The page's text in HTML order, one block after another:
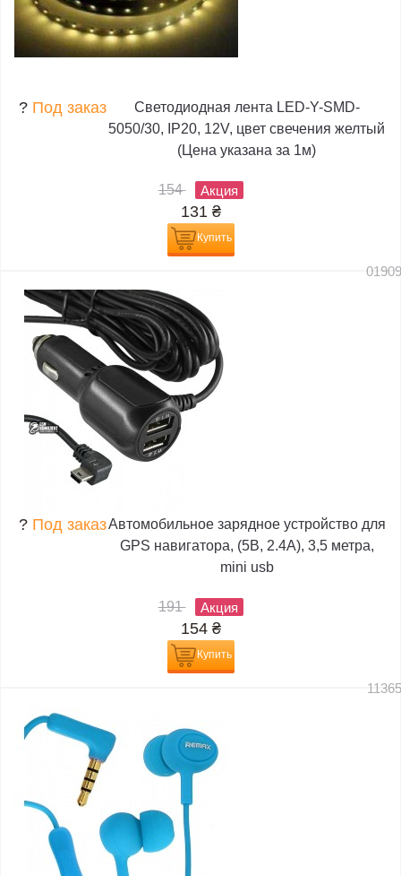
? Под заказ
Светодиодная лента LED-Y-SMD-
5050/30, IP20, 12V, цвет свечения желтый
(Цена указана за 1м)
154 Акция
131 ₴
Купить
? Под заказАвтомобильное зарядное устройство для
GPS навигатора, (5В, 2.4А), 3,5 метра,
mini usb
191 Акция
154 ₴
Купить